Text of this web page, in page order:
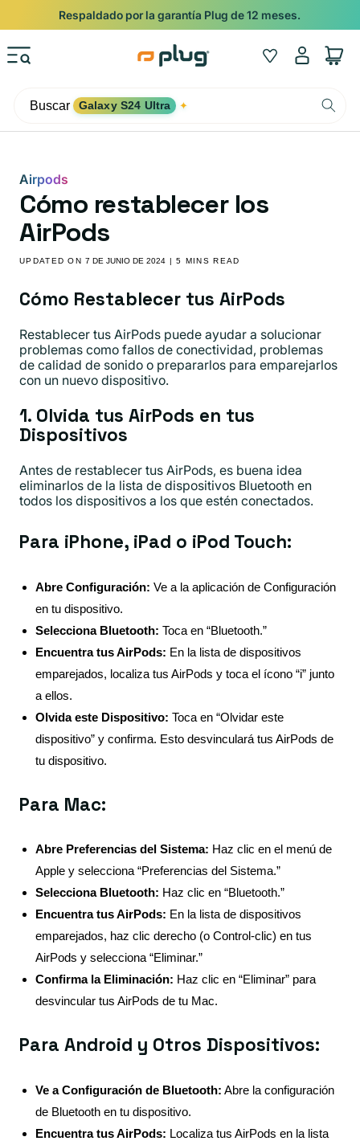
Ir al contenido
Respaldado por la garantía Plug de 12 meses.
Wishlist
Iniciar
sesión
Carrito
Buscar Galaxy S24 Ultra ✦
Airpods
Cómo restablecer los
AirPods
UPDATED ON7 DE JUNIO DE 2024 | 5 MINS READ
Cómo Restablecer tus AirPods
Restablecer tus AirPods puede ayudar a solucionar
problemas como fallos de conectividad, problemas
de calidad de sonido o prepararlos para emparejarlos
con un nuevo dispositivo.
1. Olvida tus AirPods en tus
Dispositivos
Antes de restablecer tus AirPods, es buena idea
eliminarlos de la lista de dispositivos Bluetooth en
todos los dispositivos a los que estén conectados.
Para iPhone, iPad o iPod Touch:
Abre Configuración: Ve a la aplicación de Configuración
en tu dispositivo.
Selecciona Bluetooth: Toca en “Bluetooth.”
Encuentra tus AirPods: En la lista de dispositivos
emparejados, localiza tus AirPods y toca el ícono “i” junto
a ellos.
Olvida este Dispositivo: Toca en “Olvidar este
dispositivo” y confirma. Esto desvinculará tus AirPods de
tu dispositivo.
Para Mac:
Abre Preferencias del Sistema: Haz clic en el menú de
Apple y selecciona “Preferencias del Sistema.”
Selecciona Bluetooth: Haz clic en “Bluetooth.”
Encuentra tus AirPods: En la lista de dispositivos
emparejados, haz clic derecho (o Control-clic) en tus
AirPods y selecciona “Eliminar.”
Confirma la Eliminación: Haz clic en “Eliminar” para
desvincular tus AirPods de tu Mac.
Para Android y Otros Dispositivos:
Ve a Configuración de Bluetooth: Abre la configuración
de Bluetooth en tu dispositivo.
Encuentra tus AirPods: Localiza tus AirPods en la lista